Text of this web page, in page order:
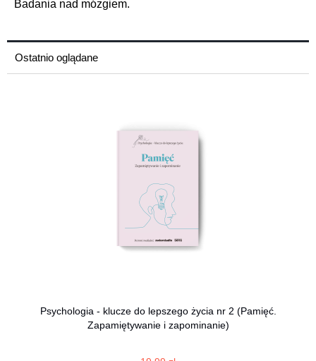
Badania nad mózgiem.
Ostatnio oglądane
Psychologia - klucze do lepszego życia nr 2 (Pamięć.
Zapamiętywanie i zapominanie)